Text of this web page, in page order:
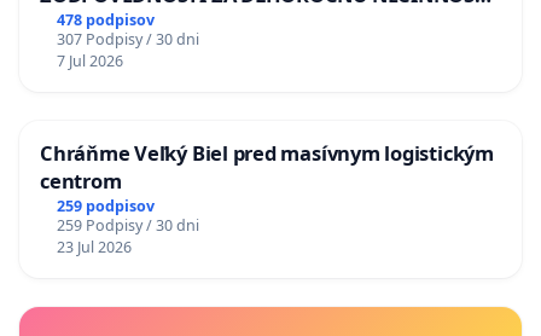
A ZLYHANIE ŠTÁTU
478 podpisov
307 Podpisy / 30 dni
7 Jul 2026
Chráňme Veľký Biel pred masívnym logistickým
centrom
259 podpisov
259 Podpisy / 30 dni
23 Jul 2026